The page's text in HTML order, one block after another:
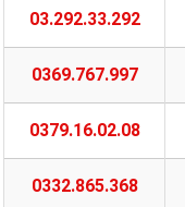
03.292.33.292
0369.767.997
0379.16.02.08
0332.865.368